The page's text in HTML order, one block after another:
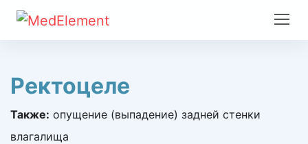
Ректоцеле
Также: опущение (выпадение) задней стенки
влагалища